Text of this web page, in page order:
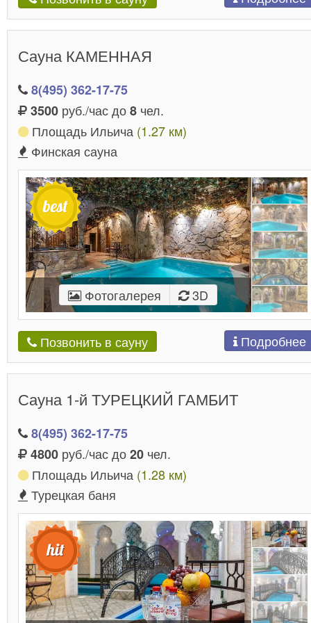
человек и устроить потрясающий праздник. Так же
этих саунах можно провести запоминающийся
корпоративили организовать романтическое
свидание. Но помните, каким бы ни был повод,
из нашего каталога раскрасят Ваш праздник
красками.
Сауна КАМЕННАЯ
8(495) 362-17-75
3500 руб./час до8 чел.
Площадь Ильича (1.27 км)
Финская сауна
Фотогалерея 3D
Позвонить в сауну Подробнее
Сауна 1-й ТУРЕЦКИЙ ГАМБИТ
8(495) 362-17-75
4800 руб./час до20 чел.
Площадь Ильича (1.28 км)
Турецкая баня